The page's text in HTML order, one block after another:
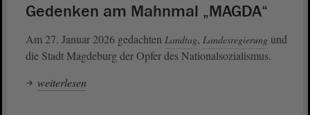
Gedenken am Mahnmal „MAGDA“
Am 27. Januar 2026 gedachten Landtag, Landesregierung und
die Stadt Magdeburg der Opfer des Nationalsozialismus.
weiterlesen